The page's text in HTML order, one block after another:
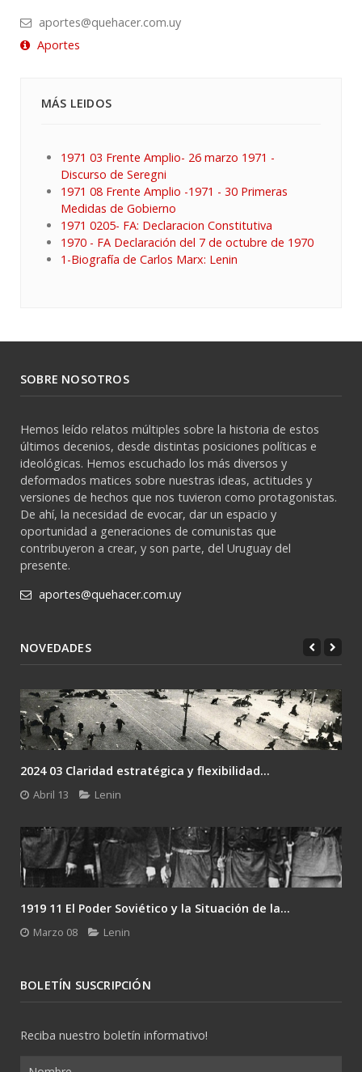
aportes@quehacer.com.uy
Aportes
MÁS LEIDOS
1971 03 Frente Amplio- 26 marzo 1971 -
Discurso de Seregni
1971 08 Frente Amplio -1971 - 30 Primeras
Medidas de Gobierno
1971 0205- FA: Declaracion Constitutiva
1970 - FA Declaración del 7 de octubre de 1970
1-Biografía de Carlos Marx: Lenin
SOBRE NOSOTROS
Hemos leído relatos múltiples sobre la historia de estos
últimos decenios, desde distintas posiciones políticas e
ideológicas. Hemos escuchado los más diversos y
deformados matices sobre nuestras ideas, actitudes y
versiones de hechos que nos tuvieron como protagonistas.
De ahí, la necesidad de evocar, dar un espacio y
oportunidad a generaciones de comunistas que
contribuyeron a crear, y son parte, del Uruguay del
presente.
aportes@quehacer.com.uy
NOVEDADES
2024 03 Claridad estratégica y flexibilidad...
Abril 13 Lenin
1919 11 El Poder Soviético y la Situación de la...
Marzo 08 Lenin
BOLETÍN SUSCRIPCIÓN
Reciba nuestro boletín informativo!